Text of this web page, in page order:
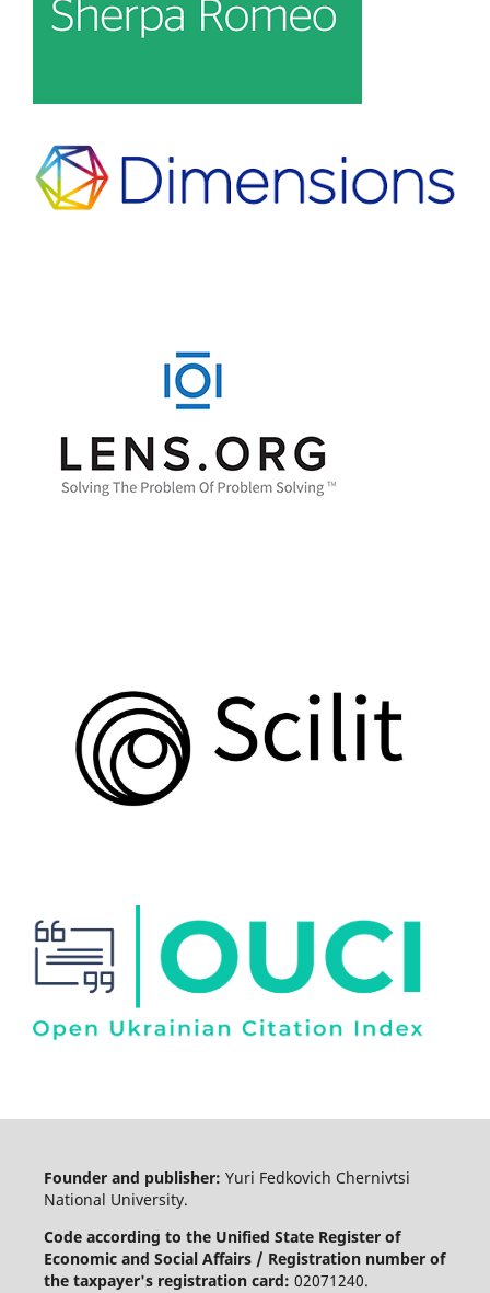
Founder and publisher: Yuri Fedkovich Chernivtsi
National University.
Code according to the Unified State Register of
Economic and Social Affairs / Registration number of
the taxpayer's registration card: 02071240.